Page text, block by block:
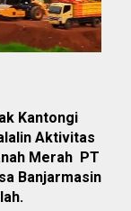
Kantongi
Aktivitas
Merah PT
Banjarmasin